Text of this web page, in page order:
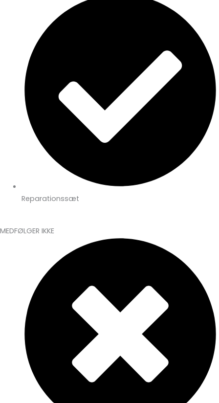
Reparationssæt
MEDFØLGER IKKE